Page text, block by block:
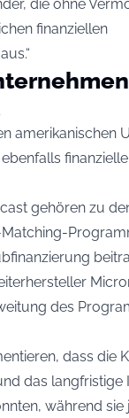
die ohne
finanziellen
amerikanischen
gehören zu
des
dass die
das langfristige
während sie